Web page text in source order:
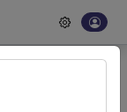
un média sur POD
Nous sommes